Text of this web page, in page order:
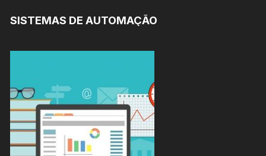
SISTEMAS DE AUTOMAÇÃO